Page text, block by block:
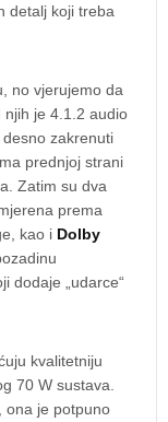
detalj koji treba
no vjerujemo da
njih je 4.1.2 audio
zakrenuti
prednjoj strani
Zatim su dva
prema
kao i Dolby
dodaje „udarce“
kvalitetniju
70 W sustava.
ona je potpuno